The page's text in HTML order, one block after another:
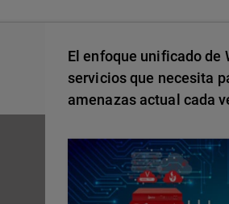
El enfoque unificado
servicios que necesita
amenazas actual cada